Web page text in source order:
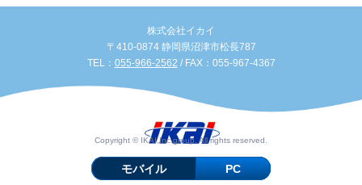
株式会社イカイ
〒410-0874 静岡県沼津市松長787
TEL： 055-966-2562 / FAX：055-967-4367
Copyright © IKAI,Inc.group. All rights reserved.
モバイル PC